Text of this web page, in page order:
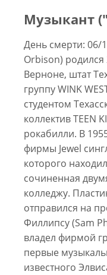
Музыкант
День смерти: 06/
Orbison) родился
Верноне, штат
группу WINK
студентом
коллектив TEEN
рокабилли. В
фирмы Jewel
которого
сочиненная
колледжу.
отправился на
Филлипсу (Sam
владел фирмой
первые
известного